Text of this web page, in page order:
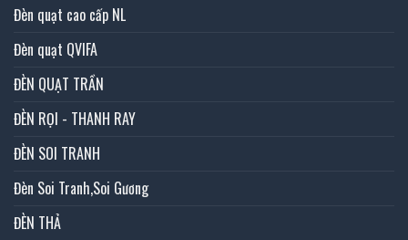
Đèn quạt cao cấp NL
Đèn quạt QVIFA
ĐÈN QUẠT TRẦN
ĐÈN RỌI - THANH RAY
ĐÈN SOI TRANH
Đèn Soi Tranh,Soi Gương
ĐÈN THẢ